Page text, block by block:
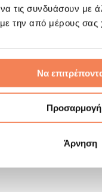
τις συνδυάσουν με
με την από μέρους
Να
Προσαρμογή
Άρνηση